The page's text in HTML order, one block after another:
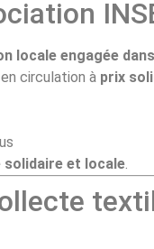
locale engagée
circulation à prix
solidaire et locale.